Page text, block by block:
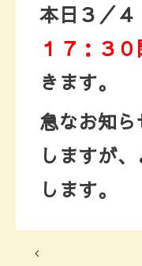
本日３／４
１７：３
きます。
急なお知
しますが
します。